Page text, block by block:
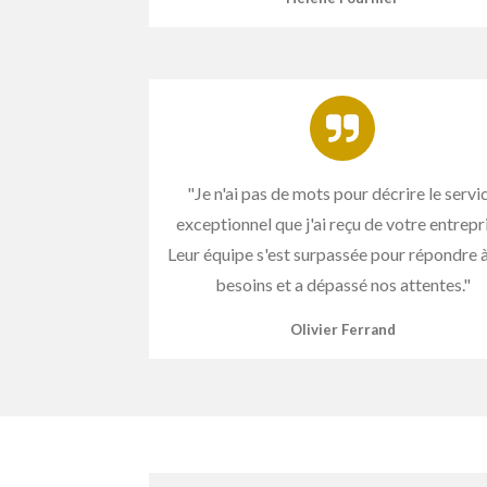
"Je n'ai pas de mots pour décrire le
exceptionnel que j'ai reçu de votre
Leur équipe s'est surpassée pour répondre
besoins et a dépassé nos attentes."
Olivier Ferrand